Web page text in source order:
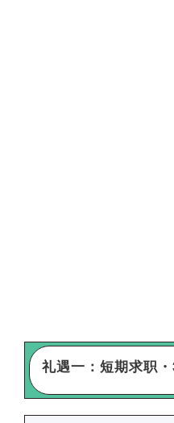
礼遇一：短期求职・